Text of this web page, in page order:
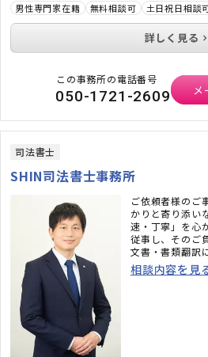
男性専門家在籍 無料相談可 土日祝日相談
詳しく見る
この事務所の電話番号
050-1721-2609 メ
司法書士
SHIN司法書士事務所
ご依頼者様のご
かりと寄り添い
速・丁寧」を心
従事し、そのご
文書・書類翻訳
相談内容を見